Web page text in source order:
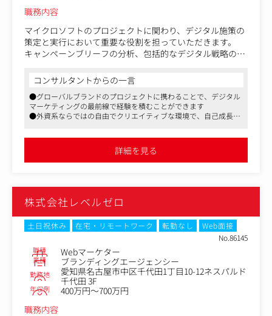
職務内容
マイクロソフトのプロジェクトに関わり、デジタル施策の
策定と実行において重要な役割を担っていただきます。
キャンペーンブリーフの分析、包括的なデジタル戦略のサ
発を行います。
自社での媒体買い付けは行わず、主要プラットフォームで
の広告運用と戦略プランニングに注力するポジションで
す。パフォーマンスの最適化、オートメーションの活用、
そして確固たるテストアプローチを重視します。
・戦略と計画：上級管理職の指導の下、クライアントのた
の設定・進行管理を行う。主要プラットフォームでのアカ
ウント管理をサポートする。
・最適化と分析：パフォーマンスをモニタリングし、KPI
達成と予算遵守に向けて最適化。分析ツールを用いたイン
サイト抽出と戦略の修正支援。
・コラボレーションとレポート作成：クライアントや各チ
ーム（プランニング、データ、グローバル）と連携。レポ
ート作成およびパートナーとの会議への参加。
・財務管理：デジタル予算の支出管理・報告、請求書処理
などの財務プロセス支援。
コンサルタントからの一言
●グローバルブランドのプロジェクトに携わることで、デジタル
マーケティングの最前線で経験を積むことができます
●外資系ならではの自由でクリエイティブな環境で、自己成長を
ス課題解決に直接貢献できるやりがいがあります
詳細を見る
株式会社レベルゼロ
土日祝休み 在宅・リモートワーク 転勤なし
Web面接
No.86145
職種 Webマーケター
業種 ブランディングエージェンシー
勤務地
愛知県名古屋市中区千代田1丁目10-12ネスパルド
千代田 3F
年収例
400万円～700万円
職務内容